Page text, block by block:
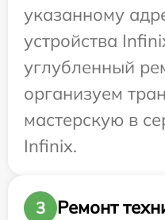
указанному
устройства
углубленный
организуем
мастерскую в
Infinix.
3
Ремонт